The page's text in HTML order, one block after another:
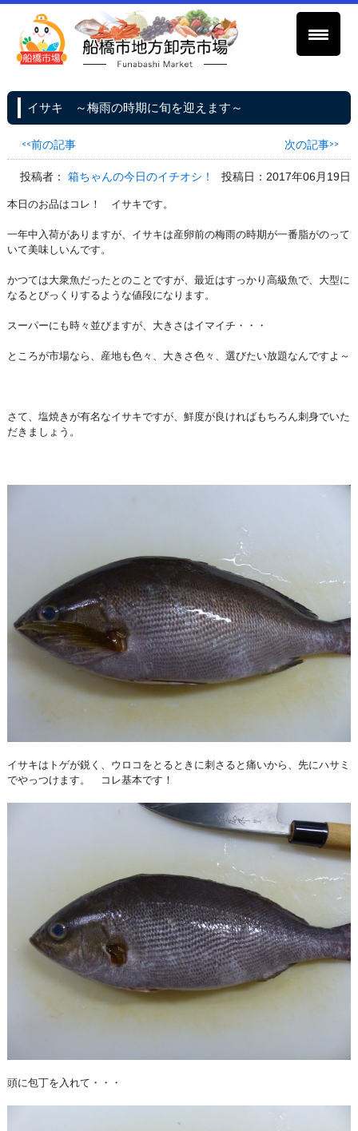
イサキ ～梅雨の時期に旬を迎えます～
<<前の記事 次の記事>>
投稿者：箱ちゃんの今日のイチオシ！ 投稿日：2017年06月19日
本日のお品はコレ！ イサキです。
一年中入荷がありますが、イサキは産卵前の梅雨の時期が一番脂がのって
いて美味しいんです。
かつては大衆魚だったとのことですが、最近はすっかり高級魚で、大型に
なるとびっくりするような値段になります。
スーパーにも時々並びますが、大きさはイマイチ・・・
ところが市場なら、産地も色々、大きさ色々、選びたい放題なんですよ～
さて、塩焼きが有名なイサキですが、鮮度が良ければもちろん刺身でいた
だきましょう。
イサキはトゲが鋭く、ウロコをとるときに刺さると痛いから、先にハサミ
でやっつけます。 コレ基本です！
頭に包丁を入れて・・・